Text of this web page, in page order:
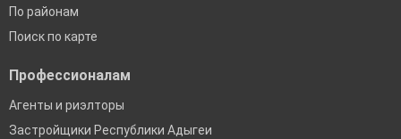
По районам
Поиск по карте
Профессионалам
Агенты и риэлторы
Застройщики Республики Адыгеи